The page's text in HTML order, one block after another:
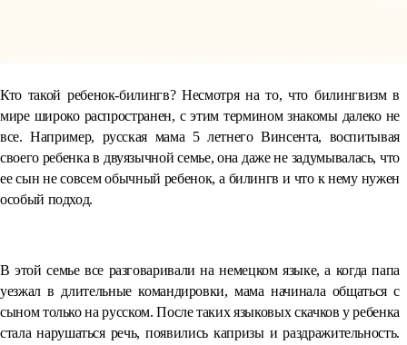
Кто такой ребенок-билингв? Несмотря на то, что билингвизм в
мире широко распространен, с этим термином знакомы далеко не
все. Например, русская мама 5 летнего Винсента, воспитывая
своего ребенка в двуязычной семье, она даже не задумывалась, что
ее сын не совсем обычный ребенок, а билингв и что к нему нужен
особый подход.
В этой семье все разговаривали на немецком языке, а когда папа
уезжал в длительные командировки, мама начинала общаться с
сыном только на русском. После таких языковых скачков у ребенка
стала нарушаться речь, появились капризы и раздражительность.